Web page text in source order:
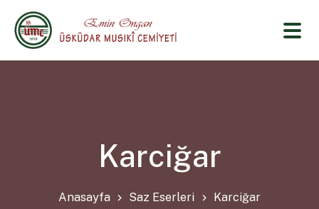
Karciğar
Anasayfa Saz Eserleri Karciğar